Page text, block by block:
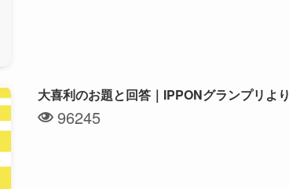
大喜利のお題と回答｜IPPONグランプリより
96245